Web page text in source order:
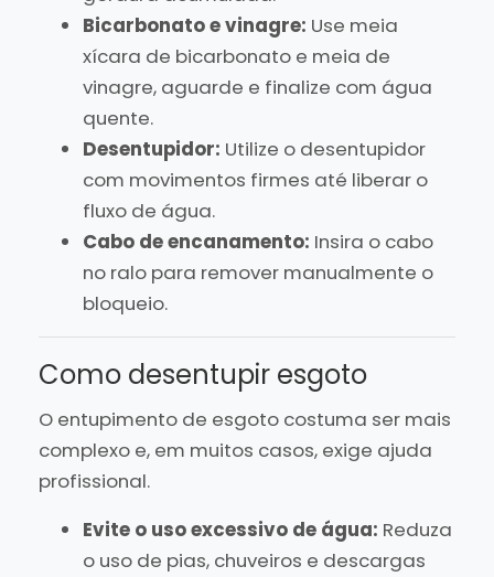
Bicarbonato e vinagre: Use meia
xícara de bicarbonato e meia de
vinagre, aguarde e finalize com água
quente.
Desentupidor: Utilize o desentupidor
com movimentos firmes até liberar o
fluxo de água.
Cabo de encanamento: Insira o cabo
no ralo para remover manualmente o
bloqueio.
Como desentupir esgoto
O entupimento de esgoto costuma ser mais
complexo e, em muitos casos, exige ajuda
profissional.
Evite o uso excessivo de água: Reduza
o uso de pias, chuveiros e descargas